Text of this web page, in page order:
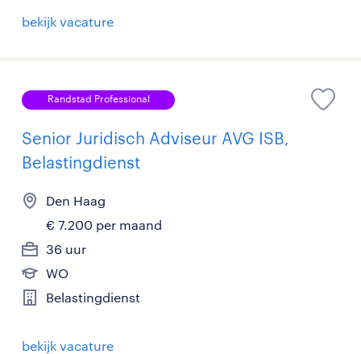
bekijk vacature
Randstad Professional
Senior Juridisch Adviseur AVG ISB,
Belastingdienst
Den Haag
€ 7.200 per maand
36 uur
WO
Belastingdienst
bekijk vacature